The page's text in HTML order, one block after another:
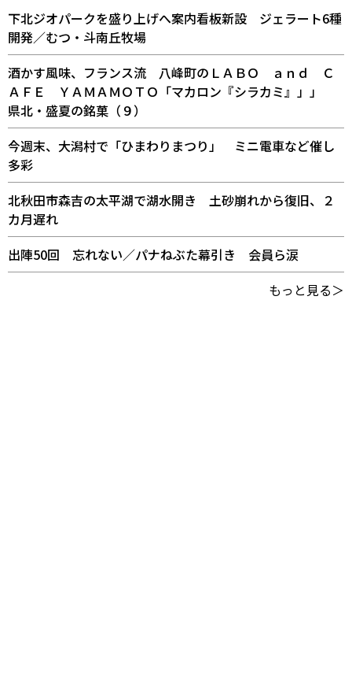
下北ジオパークを盛り上げへ案内看板新設 ジェラート6種
開発／むつ・斗南丘牧場
酒かす風味、フランス流 八峰町のＬＡＢＯ ａｎｄ Ｃ
ＡＦＥ ＹＡＭＡＭＯＴＯ「マカロン『シラカミ』」」
県北・盛夏の銘菓（９）
今週末、大潟村で「ひまわりまつり」 ミニ電車など催し
多彩
北秋田市森吉の太平湖で湖水開き 土砂崩れから復旧、２
カ月遅れ
出陣50回 忘れない／パナねぶた幕引き 会員ら涙
もっと見る＞